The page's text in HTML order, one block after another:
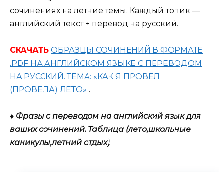
сочинениях на летние темы. Каждый топик —
английский текст + перевод на русский.
СКАЧАТЬ ОБРАЗЦЫ СОЧИНЕНИЙ В ФОРМАТЕ
.PDF НА АНГЛИЙСКОМ ЯЗЫКЕ С ПЕРЕВОДОМ
НА РУССКИЙ. ТЕМА: «КАК Я ПРОВЕЛ
(ПРОВЕЛА) ЛЕТО» .
♦ Фразы с переводом на английский язык для
ваших сочинений. Таблица (лето,школьные
каникулы,летний отдых).